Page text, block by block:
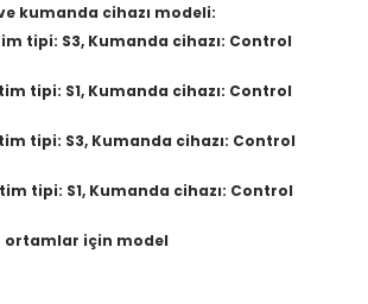
kumanda cihazı modeli:
tipi: S3, Kumanda cihazı: Control
tipi: S1, Kumanda cihazı: Control
tipi: S3, Kumanda cihazı: Control
tipi: S1, Kumanda cihazı: Control
ortamlar için model